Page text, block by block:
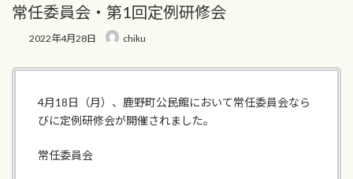
常任委員会・第1回定例研修会
2022年4月28日 chiku
4月18日（月）、鹿野町公民館において常任委員会なら
びに定例研修会が開催されました。
常任委員会